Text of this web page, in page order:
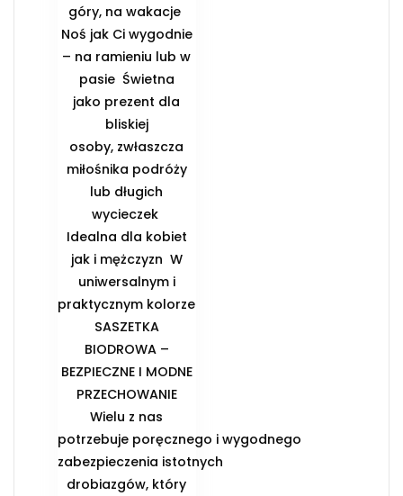
góry, na wakacje ️
Noś jak Ci wygodnie
– na ramieniu lub w
pasie ️ Świetna
jako prezent dla
bliskiej
osoby, zwłaszcza
miłośnika podróży
lub długich
wycieczek ️
Idealna dla kobiet
jak i mężczyzn ️ W
uniwersalnym i
praktycznym kolorze
️SASZETKA
BIODROWA –
BEZPIECZNE I MODNE
PRZECHOWANIE️
Wielu z nas
potrzebuje poręcznego i wygodnego
zabezpieczenia istotnych
drobiazgów, który